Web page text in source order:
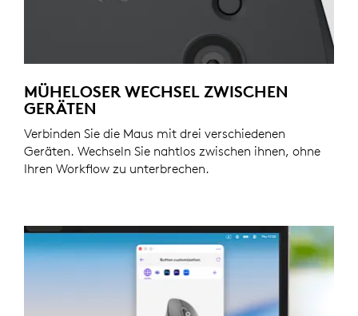
MÜHELOSER WECHSEL ZWISCHEN
GERÄTEN
Verbinden Sie die Maus mit drei verschiedenen
Geräten. Wechseln Sie nahtlos zwischen ihnen, ohne
Ihren Workflow zu unterbrechen.